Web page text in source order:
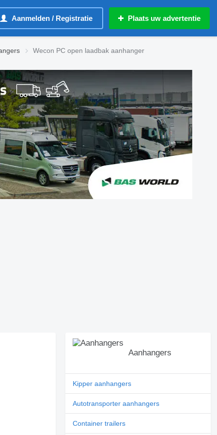
Aanmelden / Registratie Plaats uw advertentie
Wecon PC open laadbak aanhanger
Aanhangers
Kipper aanhangers
Autotransporter aanhangers
Container trailers